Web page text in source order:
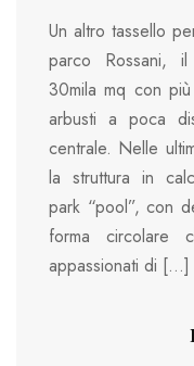
Un altro tassello
parco Rossani,
30mila mq con
arbusti a poca
centrale. Nelle
la struttura in
park “pool”, con
forma circolare
appassionati di […]